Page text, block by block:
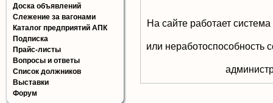
Доска объявлений
Слежение за вагонами
Каталог предприятий АПК
Подписка
Прайс-листы
Вопросы и ответы
Список должников
Выставки
Форум
На сайте работает
или неработоспособность